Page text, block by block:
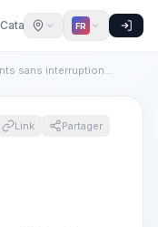
Catalogue FR
Reconnexion des câbles existants sans interruption du servic...
Link
Partager